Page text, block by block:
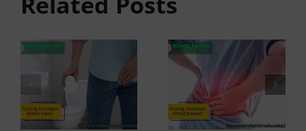
Darah:
Penyebab
dan Kapan
ke Dokter
Kambuh
dan Cara
Atasinya